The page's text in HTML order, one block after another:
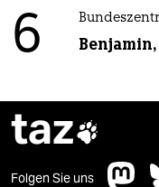
6
taz
Folgen Sie uns